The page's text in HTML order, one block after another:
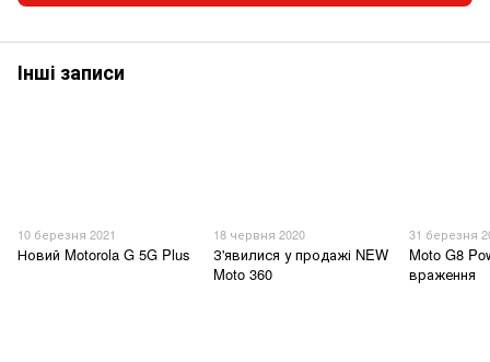
Інші записи
10 березня 2021
Новий Motorola G 5G Plus
18 червня 2020
З'явилися у продажі NEW
Moto 360
31 березня
Moto G8
враження